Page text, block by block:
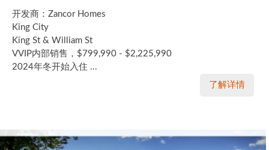
开发商：Zancor Homes
King City
King St & William St
VVIP内部销售，$799,990 - $2,225,990
2024年冬开始入住 ...
了解详情